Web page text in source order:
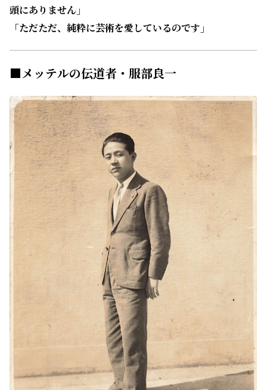
頭にありません」
「ただただ、純粋に芸術を愛しているのです」
■メッテルの伝道者・服部良一